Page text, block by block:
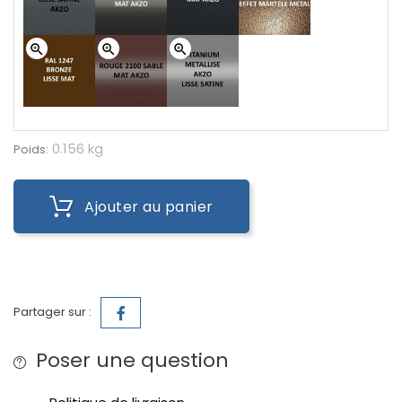
zoom_in zoom_in zoom_in
Poids: 0.156 kg
Ajouter au panier
Partager sur :
Poser une question